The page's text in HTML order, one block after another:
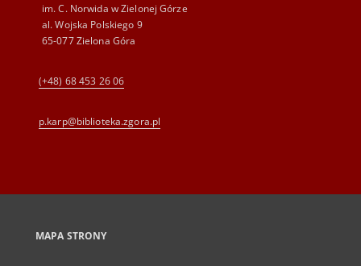
im. C. Norwida w Zielonej Górze
al. Wojska Polskiego 9
65-077 Zielona Góra
(+48) 68 453 26 06
p.karp@biblioteka.zgora.pl
MAPA STRONY